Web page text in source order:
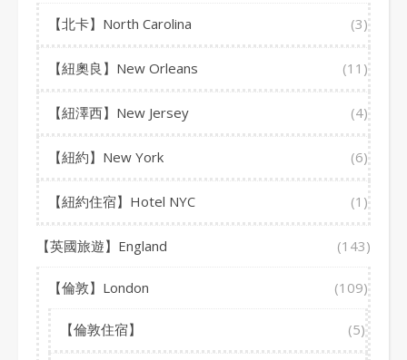
【北卡】North Carolina (3)
【紐奧良】New Orleans (11)
【紐澤西】New Jersey (4)
【紐約】New York (6)
【紐約住宿】Hotel NYC (1)
【英國旅遊】England (143)
【倫敦】London (109)
【倫敦住宿】 (5)